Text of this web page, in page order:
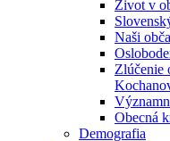
Život v
Naši
Zlúčenie
Obecná
Demografia